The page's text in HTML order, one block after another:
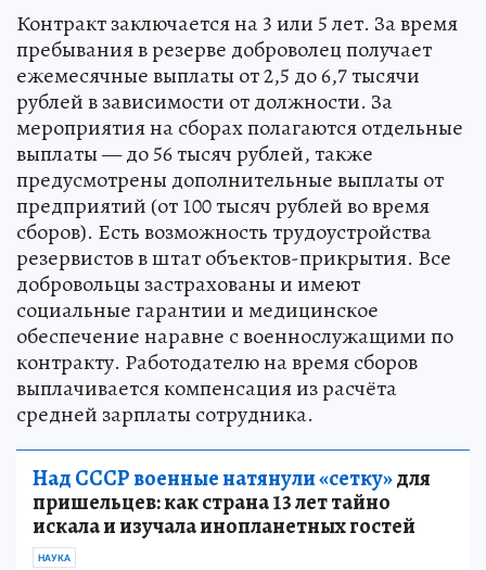
Контракт заключается на 3 или 5 лет. За время
пребывания в резерве доброволец получает
ежемесячные выплаты от 2,5 до 6,7 тысячи
рублей в зависимости от должности. За
мероприятия на сборах полагаются отдельные
выплаты — до 56 тысяч рублей, также
предусмотрены дополнительные выплаты от
предприятий (от 100 тысяч рублей во время
сборов). Есть возможность трудоустройства
резервистов в штат объектов-прикрытия. Все
добровольцы застрахованы и имеют
социальные гарантии и медицинское
обеспечение наравне с военнослужащими по
контракту. Работодателю на время сборов
выплачивается компенсация из расчёта
средней зарплаты сотрудника.
Над СССР военные натянули «сетку»для
пришельцев: как страна 13 лет тайно
искала и изучала инопланетных гостей
НАУКА